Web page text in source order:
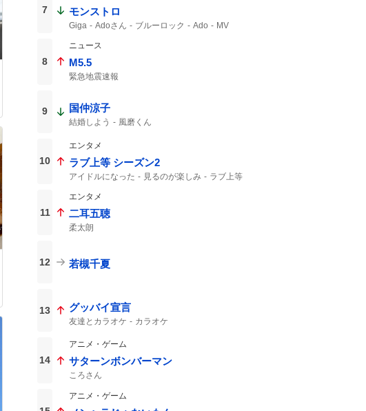
7 モンストロ
Giga Adoさん ブルーロック Ado MV
8
ニュース
M5.5
緊急地震速報
9 国仲涼子
結婚しよう 風磨くん
10
エンタメ
ラブ上等 シーズン2
アイドルになった 見るのが楽しみ ラブ上等
11
エンタメ
二耳五聴
柔太朗
12 若槻千夏
13 グッバイ宣言
友達とカラオケ カラオケ
14
アニメ・ゲーム
サターンボンバーマン
ころさん
アニメ・ゲーム